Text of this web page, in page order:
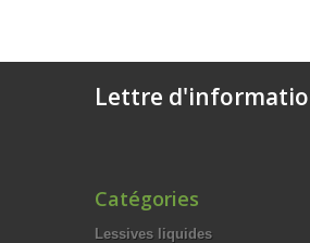
Lettre
Catégories
Lessives liquides